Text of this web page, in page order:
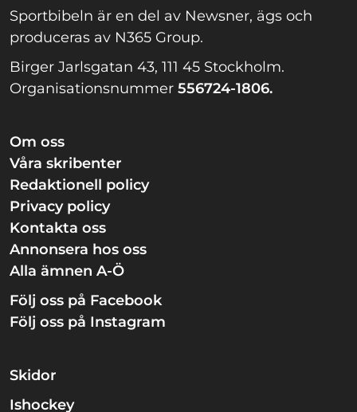
Sportbibeln är en del av Newsner, ägs och
produceras av N365 Group.
Birger Jarlsgatan 43, 111 45 Stockholm.
Organisationsnummer 556724-1806.
Om oss
Våra skribenter
Redaktionell policy
Privacy policy
Kontakta oss
Annonsera hos oss
Alla ämnen A-Ö
Följ oss på Facebook
Följ oss på Instagram
Skidor
Ishockey